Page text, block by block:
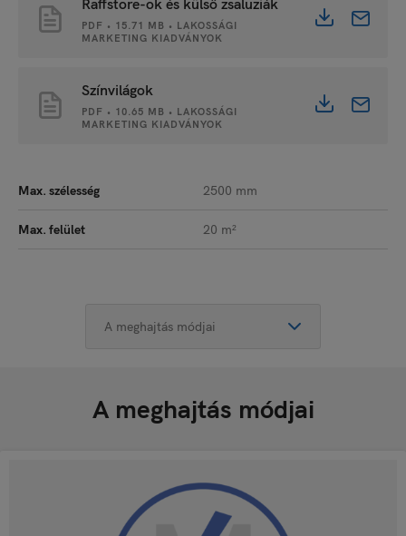
PDF • 15.71 MB • LAKOSSÁGI
MARKETING KIADVÁNYOK
Színvilágok
PDF • 10.65 MB • LAKOSSÁGI
MARKETING KIADVÁNYOK
Max. szélesség 2500 mm
Max. felület 20 m²
A meghajtás módjai